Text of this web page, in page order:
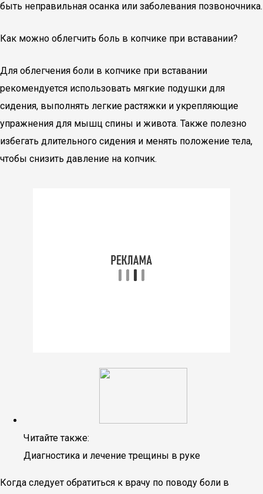
быть неправильная осанка или заболевания позвоночника.
Как можно облегчить боль в копчике при вставании?
Для облегчения боли в копчике при вставании
рекомендуется использовать мягкие подушки для
сидения, выполнять легкие растяжки и укрепляющие
упражнения для мышц спины и живота. Также полезно
избегать длительного сидения и менять положение тела,
чтобы снизить давление на копчик.
Читайте также:
Диагностика и лечение трещины в руке
Когда следует обратиться к врачу по поводу боли в